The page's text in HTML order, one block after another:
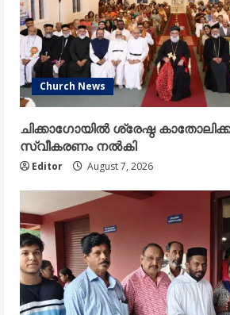
Church News
ചിക്കാഗോയിൽ ശ്രേഷ്ഠ
സ്വീകരണം നൽകി
Editor August 7, 2026